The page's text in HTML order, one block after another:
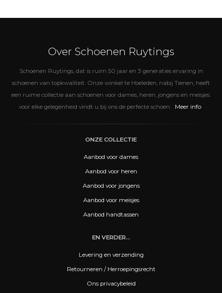
Over Schoenen Ruytings
Schoenen Ruytings, dat is ruim 50 jaar en 3 generaties ervaring in
schoenen van topkwaliteit. Onze winkel te Hoeleden, nabij Tienen, heeft
een ruime collectie aan schoenen voor dames, heren, jongens en meisjes:
voor elke gelegenheid vindt u bij ons de perfecte schoen.
Meer info
ONZE COLLECTIE
Aanbod voor dames
Aanbod voor heren
Aanbod voor jongens
Aanbod voor meisjes
Aanbod handtassen
EN VERDER...
Levering en verzending
Retourneren / Herroepingsrecht
Ons privacybeleid